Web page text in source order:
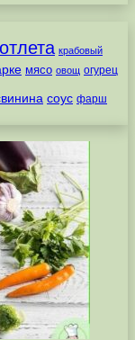
крабовый
мясо овощ огурец
соус фарш